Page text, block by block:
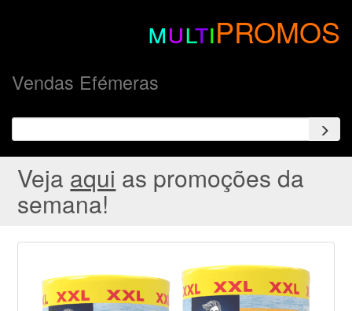
multiPROMOS
Vendas Efémeras
Veja aqui as promoções da
semana!